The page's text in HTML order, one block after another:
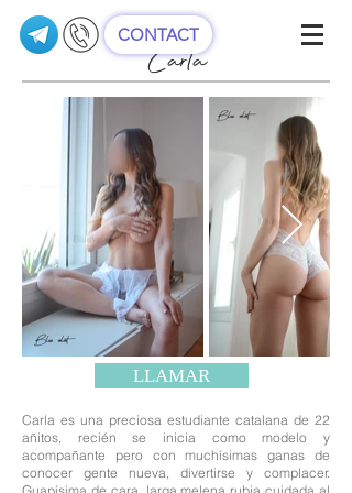
CONTACT
Carla
LLAMAR
Carla es una preciosa estudiante catalana de 22
añitos, recién se inicia como modelo y
acompañante pero con muchísimas ganas de
conocer gente nueva, divertirse y complacer.